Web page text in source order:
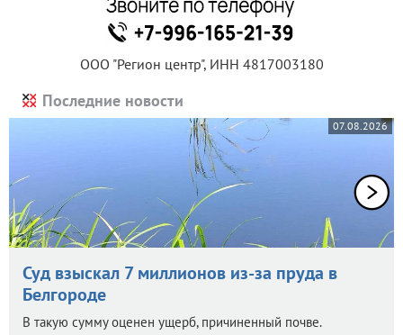
ООО "Регион центр", ИНН 4817003180
Последние новости
07.08.2026
Суд взыскал 7 миллионов из-за пруда в
Белгороде
В такую сумму оценен ущерб, причиненный почве.